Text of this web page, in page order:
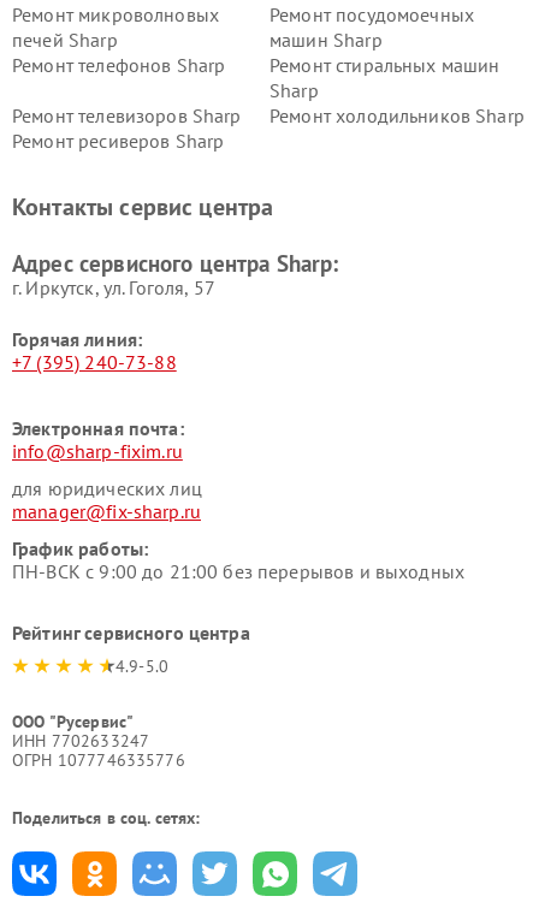
Ремонт микроволновых
печей Sharp
Ремонт посудомоечных
машин Sharp
Ремонт телефонов Sharp
Ремонт стиральных машин
Sharp
Ремонт телевизоров Sharp
Ремонт холодильников Sharp
Ремонт ресиверов Sharp
Контакты сервис центра
Адрес сервисного центра Sharp:
г. Иркутск, ул. ​Гоголя, 57
Горячая линия:
+7 (395) 240-73-88
Электронная почта:
info@sharp-fixim.ru
для юридических лиц
manager@fix-sharp.ru
График работы:
ПН-ВСК с 9:00 до 21:00 без перерывов и выходных
Рейтинг сервисного центра
4.9-5.0
ООО "Русервис"
ИНН 7702633247
ОГРН 1077746335776
Поделиться в соц. сетях: